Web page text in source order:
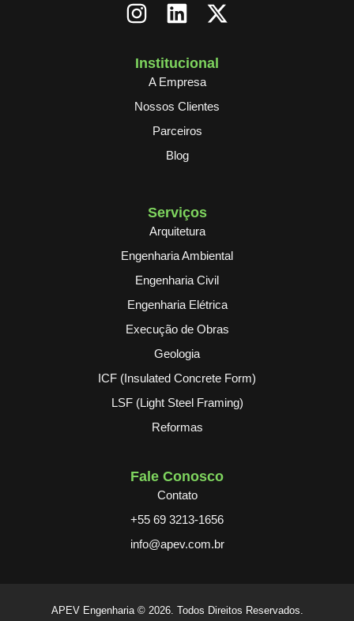
Institucional
A Empresa
Nossos Clientes
Parceiros
Blog
Serviços
Arquitetura
Engenharia Ambiental
Engenharia Civil
Engenharia Elétrica
Execução de Obras
Geologia
ICF (Insulated Concrete Form)
LSF (Light Steel Framing)
Reformas
Fale Conosco
Contato
+55 69 3213-1656
info@apev.com.br
APEV Engenharia © 2026. Todos Direitos Reservados.